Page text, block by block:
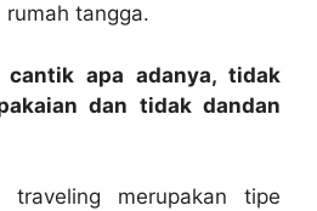
rumah tangga.
cantik apa adanya, tidak
dan tidak dandan
merupakan tipe